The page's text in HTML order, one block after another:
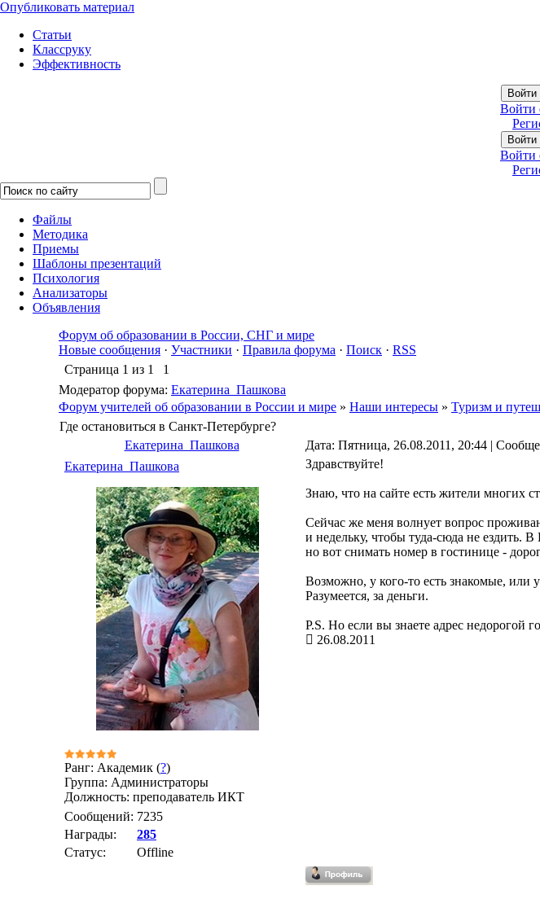
Опубликовать материал
Статьи
Классруку
Эффективность
Войти
Войти
Войти
Войти
Файлы
Методика
Приемы
Шаблоны презентаций
Психология
Анализаторы
Объявления
Форум об образовании в России, СНГ и мире
Новые сообщения · Участники · Правила форума · Поиск · RSS
Страница 1 из 1
1
Модератор форума: Екатерина_Пашкова
Форум учителей об образовании в России и мире » Наши интересы » Туризм и
Где остановиться в Санкт-Петербурге?
Екатерина_Пашкова
Дата: Пятница, 26.08.2011, 20:44 |
Екатерина_Пашкова
Ранг: Академик (?)
Группа: Администраторы
Должность: преподаватель ИКТ
Сообщений: 7235
Награды:
285
Статус:
Offline
Здравствуйте!
Знаю, что на сайте есть жители многих
Сейчас же меня волнует вопрос
и недельку, чтобы туда-сюда не ездить.
но вот снимать номер в гостинице -
Возможно, у кого-то есть знакомые, или
Разумеется, за деньги.
P.S. Но если вы знаете адрес недорогой
26.08.2011